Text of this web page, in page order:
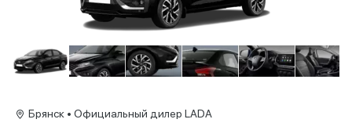
Брянск • Официальный дилер LADA